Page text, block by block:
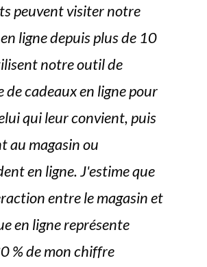
peuvent visiter notre
ligne depuis plus de 10
notre outil de
de cadeaux en ligne pour
qui leur convient, puis
au magasin ou
en ligne. J'estime que
entre le magasin et
en ligne représente
% de mon chiffre